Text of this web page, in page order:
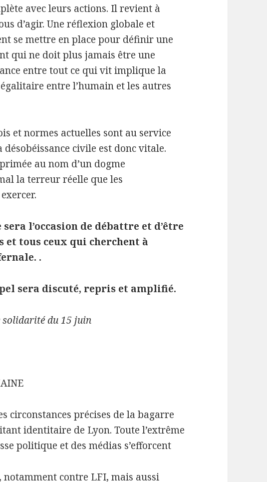
avec leurs actions. Il revient à
d’agir. Une réflexion globale et
se mettre en place pour définir une
qui ne doit plus jamais être une
entre tout ce qui vit implique la
entre l’humain et les autres
et normes actuelles sont au service
civile est donc vitale.
au nom d’un dogme
la terreur réelle que les
l’occasion de débattre et d’être
et tous ceux qui cherchent à
.
sera discuté, repris et amplifié.
solidarité du 15 juin
circonstances précises de la bagarre
identitaire de Lyon. Toute l’extrême
politique et des médias s’efforcent
notamment contre LFI, mais aussi